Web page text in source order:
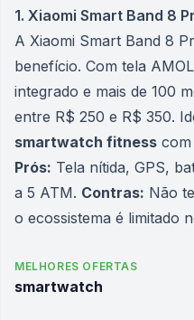
1. Xiaomi Smart Band 8
A Xiaomi Smart Band 8
benefício. Com tela
integrado e mais de 100
entre R$ 250 e R$ 350.
smartwatch fitness com
Prós: Tela nítida, GPS,
a 5 ATM. Contras: Não
o ecossistema é limitado
MELHORES OFERTAS
smartwatch